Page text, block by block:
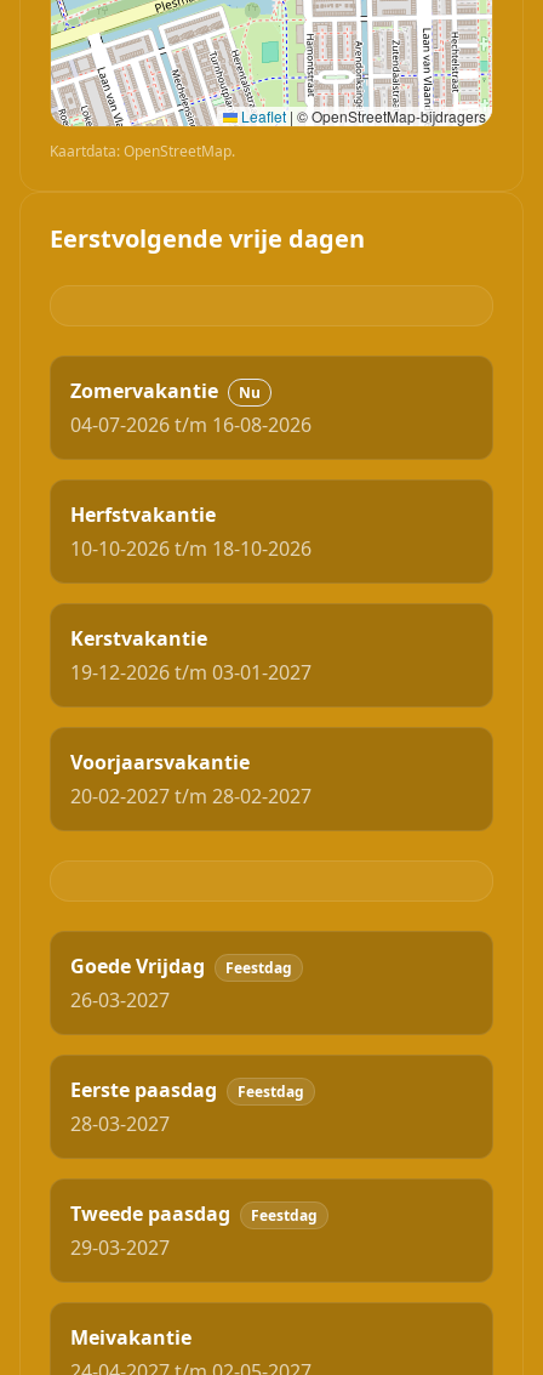
Leaflet | © OpenStreetMap-bijdragers
Kaartdata: OpenStreetMap.
Eerstvolgende vrije dagen
Zomervakantie Nu
04-07-2026 t/m 16-08-2026
Herfstvakantie
10-10-2026 t/m 18-10-2026
Kerstvakantie
19-12-2026 t/m 03-01-2027
Voorjaarsvakantie
20-02-2027 t/m 28-02-2027
Goede Vrijdag Feestdag
26-03-2027
Eerste paasdag Feestdag
28-03-2027
Tweede paasdag Feestdag
29-03-2027
Meivakantie